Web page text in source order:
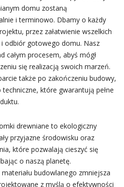
domu zostaną
i terminowo. Dbamy o każdy
przez załatwienie wszelkich
odbiór gotowego domu. Nasz
całym procesem, abyś mógł
się realizacją swoich marzeń.
także po zakończeniu budowy,
które gwarantują pełne
drewniane to ekologiczny
przyjazne środowisku oraz
które pozwalają cieszyć się
o naszą planetę.
budowlanego zmniejsza
z myślą o efektywności